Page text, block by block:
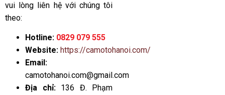
vui lòng liên hệ với chúng tôi
theo:
Hotline: 0829 079 555
Website: https://camotohanoi.com/
Email:
camotohanoi.com@gmail.com
Địa chỉ:
136 Đ. Phạm